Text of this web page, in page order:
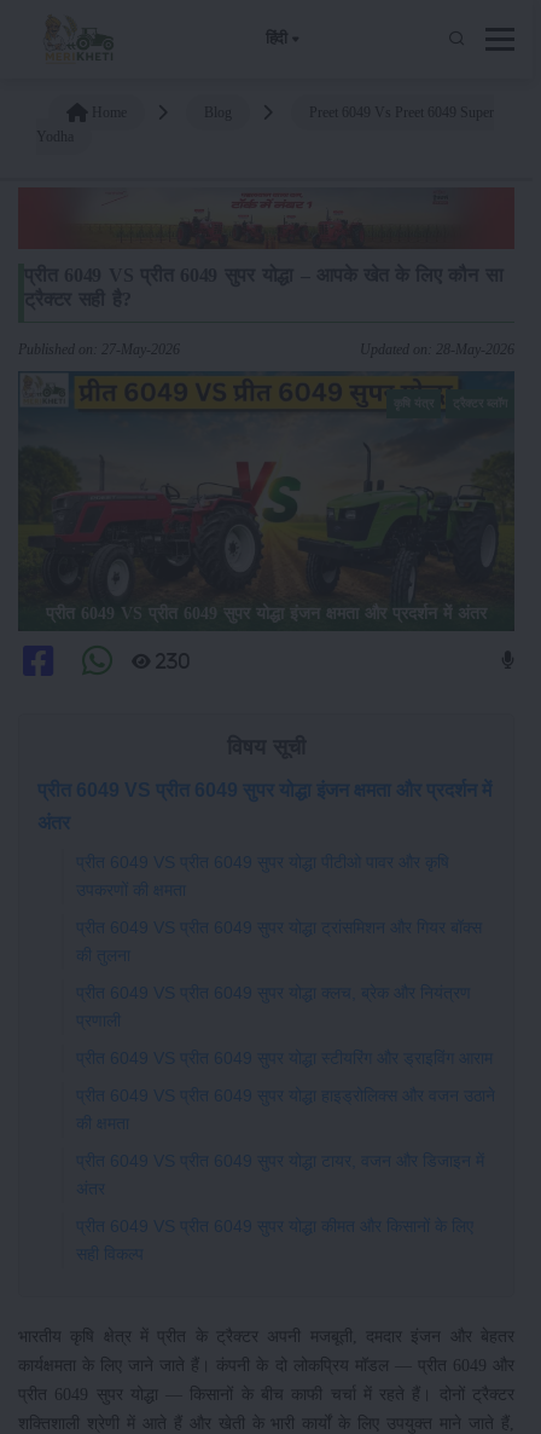
हिंदी
Published on: 27-May-2026 Updated on: 28-May-2026
प्रीत 6049 VS प्रीत 6049 सुपर योद्धा इंजन क्षमता और प्रदर्शन में अंतर
230
प्रीत 6049 VS प्रीत 6049 सुपर योद्धा इंजन क्षमता और प्रदर्शन में
अंतर
प्रीत 6049 VS प्रीत 6049 सुपर योद्धा पीटीओ पावर और कृषि
उपकरणों की क्षमता
प्रीत 6049 VS प्रीत 6049 सुपर योद्धा ट्रांसमिशन और गियर बॉक्स
की तुलना
प्रीत 6049 VS प्रीत 6049 सुपर योद्धा क्लच, ब्रेक और नियंत्रण
प्रणाली
प्रीत 6049 VS प्रीत 6049 सुपर योद्धा स्टीयरिंग और ड्राइविंग आराम
प्रीत 6049 VS प्रीत 6049 सुपर योद्धा हाइड्रोलिक्स और वजन उठाने
की क्षमता
प्रीत 6049 VS प्रीत 6049 सुपर योद्धा टायर, वजन और डिजाइन में
अंतर
प्रीत 6049 VS प्रीत 6049 सुपर योद्धा कीमत और किसानों के लिए
सही विकल्प
भारतीय कृषि क्षेत्र में प्रीत के ट्रैक्टर अपनी मजबूती, दमदार इंजन और बेहतर
कार्यक्षमता के लिए जाने जाते हैं। कंपनी के दो लोकप्रिय मॉडल — प्रीत 6049 और
प्रीत 6049 सुपर योद्धा — किसानों के बीच काफी चर्चा में रहते हैं। दोनों ट्रैक्टर
शक्तिशाली श्रेणी में आते हैं और खेती के भारी कार्यों के लिए उपयुक्त माने जाते हैं,